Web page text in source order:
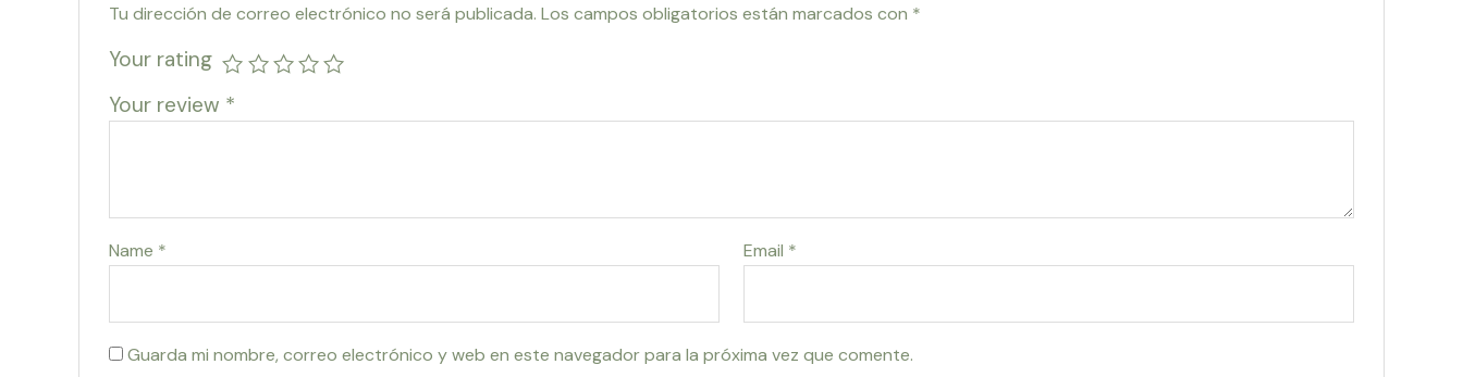
Tu dirección de correo electrónico no será publicada. Los campos obligatorios están marcados con *
Your rating
Your review *
Name * Email *
Guarda mi nombre, correo electrónico y web en este navegador para la próxima vez que comente.